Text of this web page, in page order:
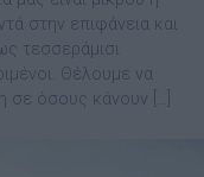
στην επιφάνεια και
τεσσεράµισι
Θέλουµε να
σε όσους κάνουν […]